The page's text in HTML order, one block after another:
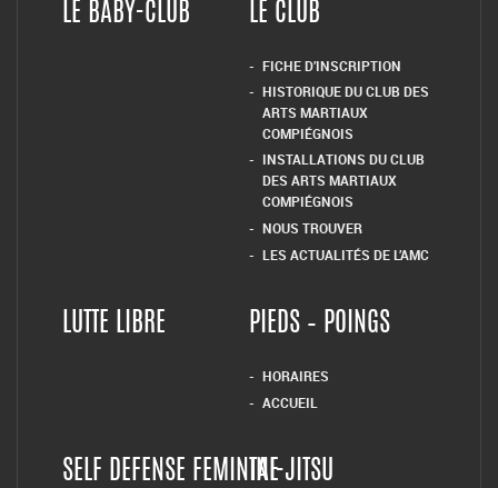
LE BABY-CLUB LE CLUB
FICHE D’INSCRIPTION
HISTORIQUE DU CLUB DES
ARTS MARTIAUX
COMPIÉGNOIS
INSTALLATIONS DU CLUB
DES ARTS MARTIAUX
COMPIÉGNOIS
NOUS TROUVER
LES ACTUALITÉS DE L’AMC
LUTTE LIBRE PIEDS – POINGS
HORAIRES
ACCUEIL
SELF DEFENSE FEMININETAI-JITSU